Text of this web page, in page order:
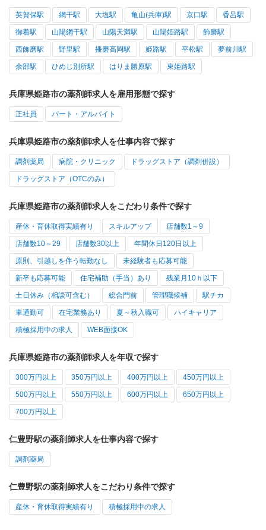
英賀保駅 網干駅 大塩駅 亀山(兵庫)駅 京口駅 香呂駅
御着駅 山陽網干駅 山陽天満駅 山陽姫路駅 飾磨駅
西飾磨駅 野里駅 播磨高岡駅 姫路駅 平松駅 夢前川駅
余部駅 ひめじ別所駅 はりま勝原駅 東姫路駅
兵庫県姫路市の薬剤師求人を雇用形態で探す
正社員 パート・アルバイト
兵庫県姫路市の薬剤師求人を仕事内容で探す
調剤薬局 病院・クリニック ドラッグストア（調剤併設）
ドラッグストア（OTCのみ）
兵庫県姫路市の薬剤師求人をこだわり条件で探す
産休・育休取得実績有り スキルアップ 店舗数1～9
店舗数10～29 店舗数30以上 年間休日120日以上
原則、引越しを伴う転勤なし 未経験者も応募可能
新卒も応募可能 住宅補助（手当）あり 残業月10ｈ以下
土日休み（相談可含む） 総合門前 管理職候補 駅チカ
車通勤可 在宅業務あり 夏～秋入職可 ハイキャリア
積極採用中の求人 WEB面接OK
兵庫県姫路市の薬剤師求人を年収で探す
300万円以上 350万円以上 400万円以上 450万円以上
500万円以上 550万円以上 600万円以上 650万円以上
700万円以上
仁豊野駅の薬剤師求人を仕事内容で探す
調剤薬局
仁豊野駅の薬剤師求人をこだわり条件で探す
産休・育休取得実績有り 積極採用中の求人